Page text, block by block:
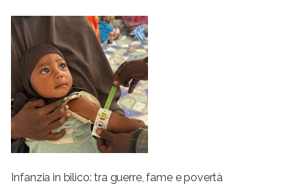
Infanzia in bilico: tra guerre, fame e povertà